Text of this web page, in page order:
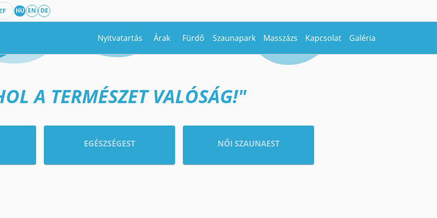
HU EN DE
Nyitvatartás Árak Fürdő Szaunapark Masszázs Kapcsolat Galéria
A TERMÉSZET VALÓSÁG!"
EGÉSZSÉGEST NŐI SZAUNAEST